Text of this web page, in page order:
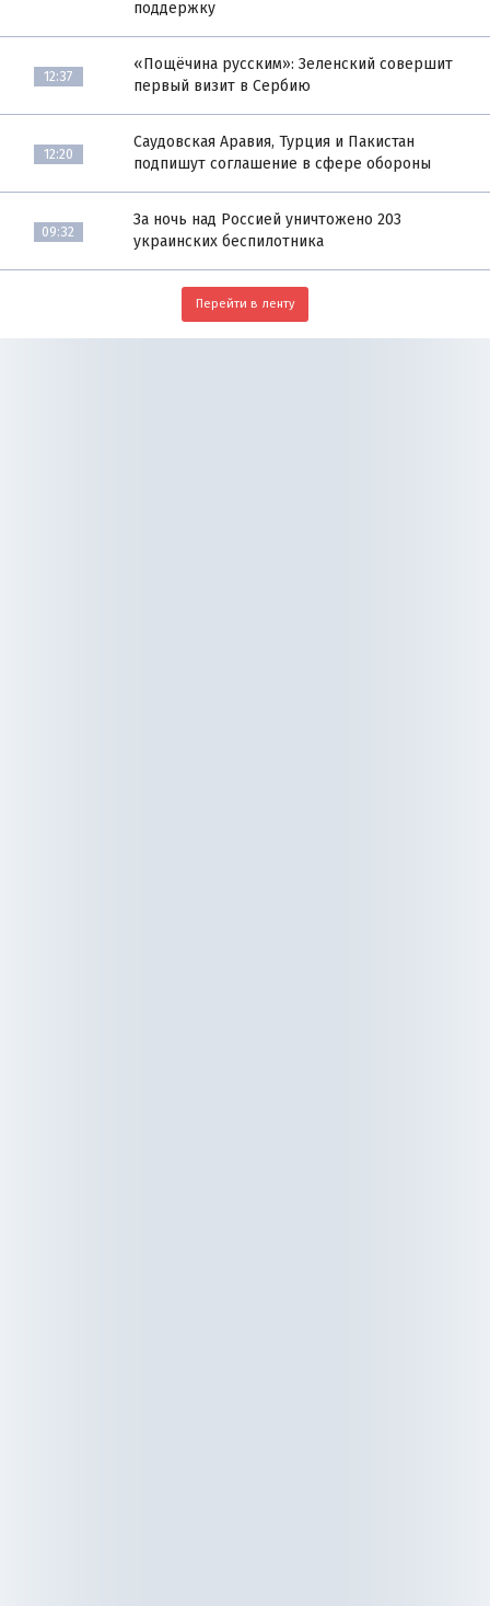
поддержку
12:37
«Пощёчина русским»: Зеленский совершит
первый визит в Сербию
12:20
Саудовская Аравия, Турция и Пакистан
подпишут соглашение в сфере обороны
09:32
За ночь над Россией уничтожено 203
украинских беспилотника
Перейти в ленту